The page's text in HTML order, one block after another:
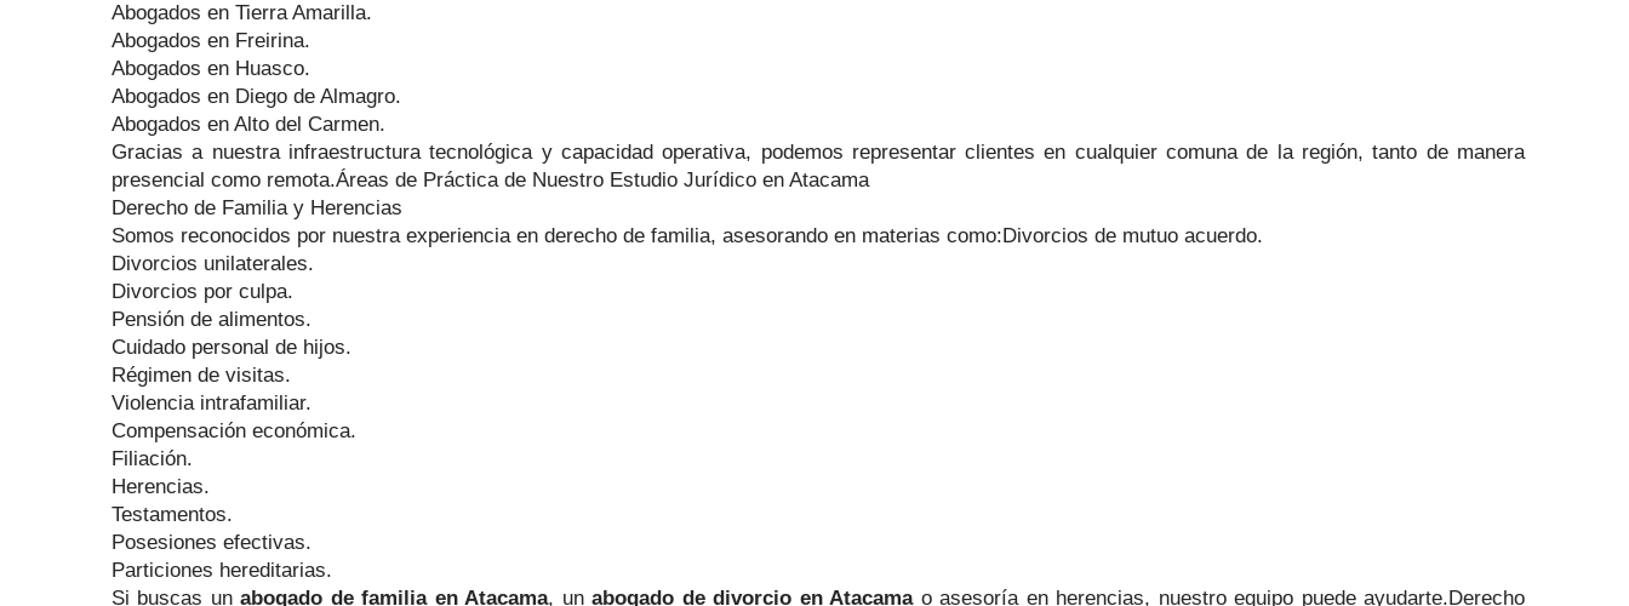
Abogados en Tierra Amarilla.
Abogados en Freirina.
Abogados en Huasco.
Abogados en Diego de Almagro.
Abogados en Alto del Carmen.
Gracias a nuestra infraestructura tecnológica y capacidad operativa, podemos representar clientes en cualquier comuna de la región, tanto de manera
presencial como remota.Áreas de Práctica de Nuestro Estudio Jurídico en Atacama
Derecho de Familia y Herencias
Somos reconocidos por nuestra experiencia en derecho de familia, asesorando en materias como:Divorcios de mutuo acuerdo.
Divorcios unilaterales.
Divorcios por culpa.
Pensión de alimentos.
Cuidado personal de hijos.
Régimen de visitas.
Violencia intrafamiliar.
Compensación económica.
Filiación.
Herencias.
Testamentos.
Posesiones efectivas.
Particiones hereditarias.
Si buscas unabogado de familia en Atacama, unabogado de divorcio en Atacamao asesoría en herencias, nuestro equipo puede ayudarte.Derecho